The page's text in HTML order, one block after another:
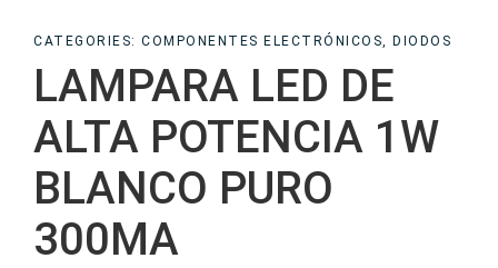
CATEGORIES: COMPONENTES ELECTRÓNICOS, DIODOS
LAMPARA LED DE
ALTA POTENCIA 1W
BLANCO PURO
300MA